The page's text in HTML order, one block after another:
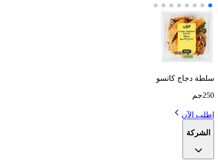
سلطة دجاج كاتسو
250جم
اطلب الآن
الشركة